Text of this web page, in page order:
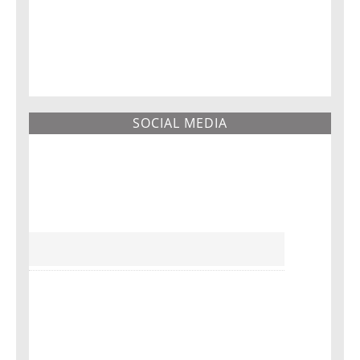
SOCIAL MEDIA